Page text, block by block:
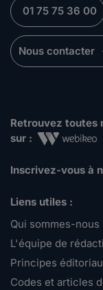
01 75 75 36 00
Nous contacter
Retrouvez toutes
sur :
Inscrivez-vous à
Liens utiles :
Qui sommes-nous
L'équipe de
Principes
Codes et articles